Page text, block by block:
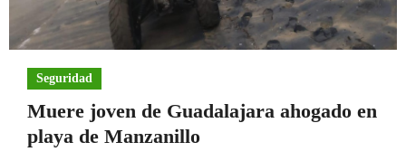
Seguridad
Muere joven de Guadalajara ahogado en
playa de Manzanillo